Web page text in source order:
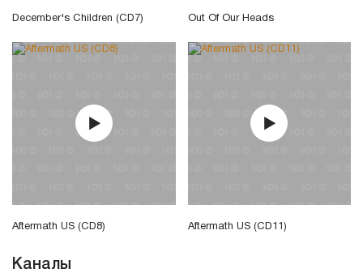
December's Children (CD7) Out Of Our Heads
Aftermath US (CD8) Aftermath US (CD11)
Каналы